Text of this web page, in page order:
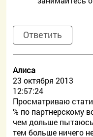
Ответить
Алиса
23 октября 2013
12:57:24
Просматриваю
% по партнерскому
чем дольше
тем больше ничего